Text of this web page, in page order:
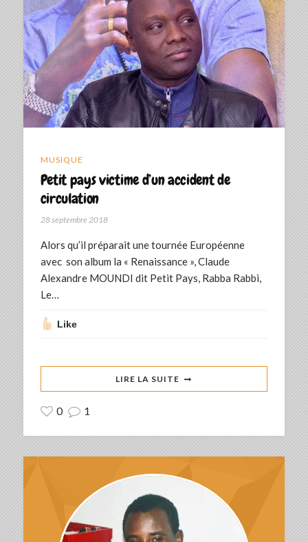
MUSIQUE
Petit pays victime d’un accident de
circulation
28 septembre 2018
Alors qu’il préparait une tournée Européenne
avec son album la « Renaissance », Claude
Alexandre MOUNDI dit Petit Pays, Rabba Rabbi,
Le…
Like
LIRE LA SUITE
0 1